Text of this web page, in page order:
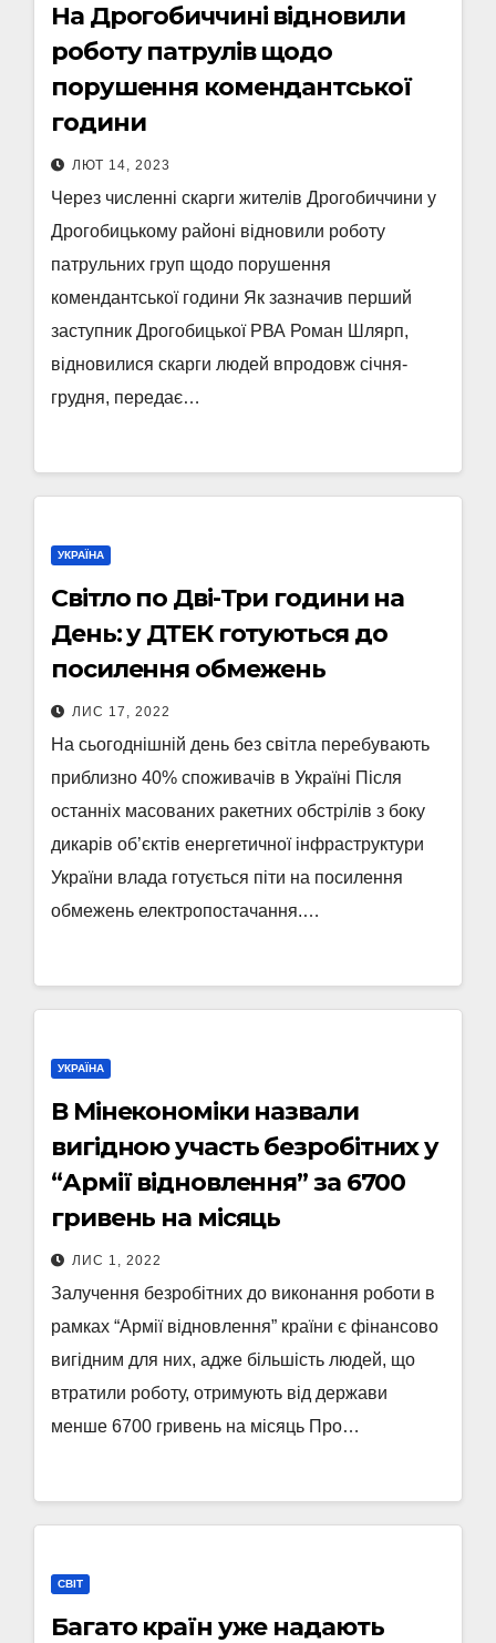
На Дрогобиччині відновили
роботу патрулів щодо
порушення комендантської
години
ЛЮТ 14, 2023
Через численні скарги жителів Дрогобиччини у
Дрогобицькому районі відновили роботу
патрульних груп щодо порушення
комендантської години Як зазначив перший
заступник Дрогобицької РВА Роман Шлярп,
відновилися скарги людей впродовж січня-
грудня, передає…
УКРАЇНА
Світло по Дві-Три години на
День: у ДТЕК готуються до
посилення обмежень
ЛИС 17, 2022
На сьогоднішній день без світла перебувають
приблизно 40% споживачів в Україні Після
останніх масованих ракетних обстрілів з боку
дикарів об’єктів енергетичної інфраструктури
України влада готується піти на посилення
обмежень електропостачання.…
УКРАЇНА
В Мінекономіки назвали
вигідною участь безробітних у
“Армії відновлення” за 6700
гривень на місяць
ЛИС 1, 2022
Залучення безробітних до виконання роботи в
рамках “Армії відновлення” країни є фінансово
вигідним для них, адже більшість людей, що
втратили роботу, отримують від держави
менше 6700 гривень на місяць Про…
СВІТ
Багато країн уже надають